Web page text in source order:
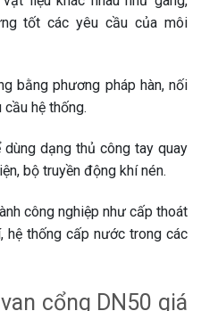
tốt các yêu cầu của môi
bằng phương pháp hàn, nối
hệ thống.
dạng thủ công tay quay
bộ truyền động khí nén.
công nghiệp như cấp thoát
thống cấp nước trong các
cổng DN50 giá